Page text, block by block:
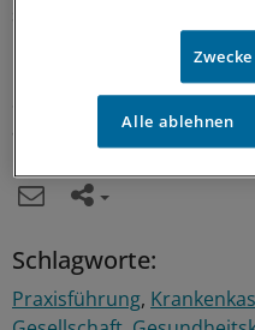
Die KKH Allianz ist für ihn
Schneider. "Die Kasse
an solch einem Quatsch
Schlagworte:
Praxisführung
Alle ablehnen